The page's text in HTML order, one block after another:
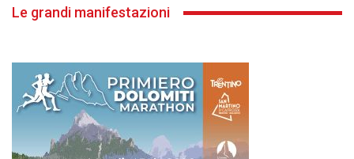
Le grandi manifestazioni